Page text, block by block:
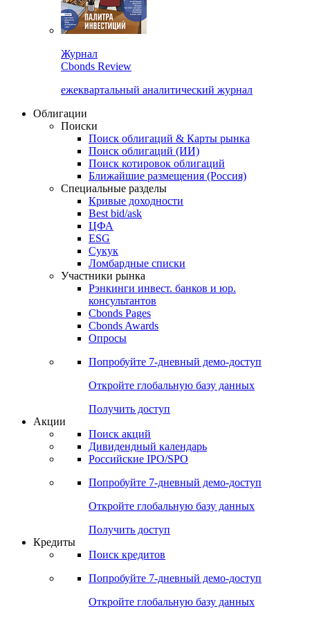
Журнал
Cbonds Review
ежеквартальный аналитический журнал
Облигации
Поиски
Поиск облигаций & Карты рынка
Поиск облигаций (ИИ)
Поиск котировок облигаций
Ближайшие размещения (Россия)
Специальные разделы
Кривые доходности
Best bid/ask
ЦФА
ESG
Сукук
Ломбардные списки
Участники рынка
Рэнкинги инвест. банков и юр.
консультантов
Cbonds Pages
Cbonds Awards
Опросы
Попробуйте 7-дневный демо-доступ
Откройте глобальную базу данных
Получить доступ
Акции
Поиск акций
Дивидендный календарь
Российские IPO/SPO
Попробуйте 7-дневный демо-доступ
Откройте глобальную базу данных
Получить доступ
Кредиты
Поиск кредитов
Попробуйте 7-дневный демо-доступ
Откройте глобальную базу данных